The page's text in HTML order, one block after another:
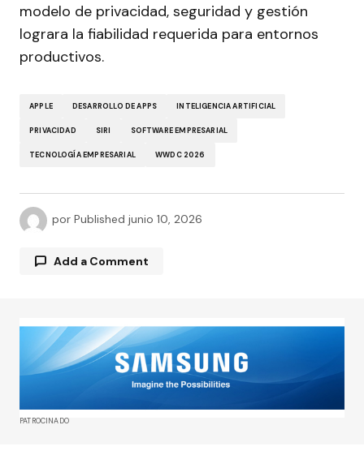
modelo de privacidad, seguridad y gestión
lograra la fiabilidad requerida para entornos
productivos.
APPLE DESARROLLO DE APPS INTELIGENCIA ARTIFICIAL
PRIVACIDAD SIRI SOFTWARE EMPRESARIAL
TECNOLOGÍA EMPRESARIAL WWDC 2026
por Published junio 10, 2026
Add a Comment
Tu dirección de correo electrónico no será
publicada.Los campos obligatorios están
marcados con*
Comment*
PATROCINADO